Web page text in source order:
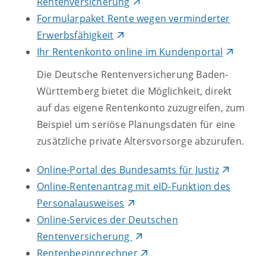
Formularpaket Rente wegen verminderter
Erwerbsfähigkeit
Ihr Rentenkonto online im Kundenportal
Die Deutsche Rentenversicherung Baden-
Württemberg bietet die Möglichkeit, direkt
auf das eigene Rentenkonto zuzugreifen, zum
Beispiel um seriöse Planungsdaten für eine
zusätzliche private Altersvorsorge abzurufen.
Online-Portal des Bundesamts für Justiz
Online-Rentenantrag mit eID-Funktion des
Personalausweises
Online-Services der Deutschen
Rentenversicherung
Rentenbeginnrechner